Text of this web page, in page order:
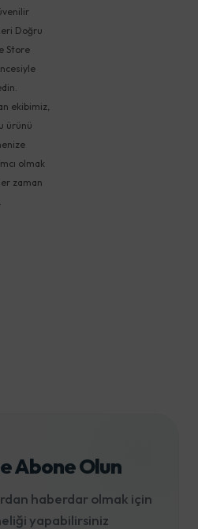
Doğru
Store
ekibimiz,
ürünü
olmak
zaman
Abone Olun
haberdar olmak için
yapabilirsiniz